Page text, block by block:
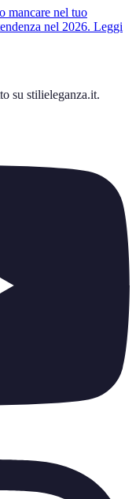
mancare nel tuo
nel 2026. Leggi
su stilieleganza.it.